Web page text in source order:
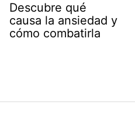
Descubre qué
causa la ansiedad y
cómo combatirla